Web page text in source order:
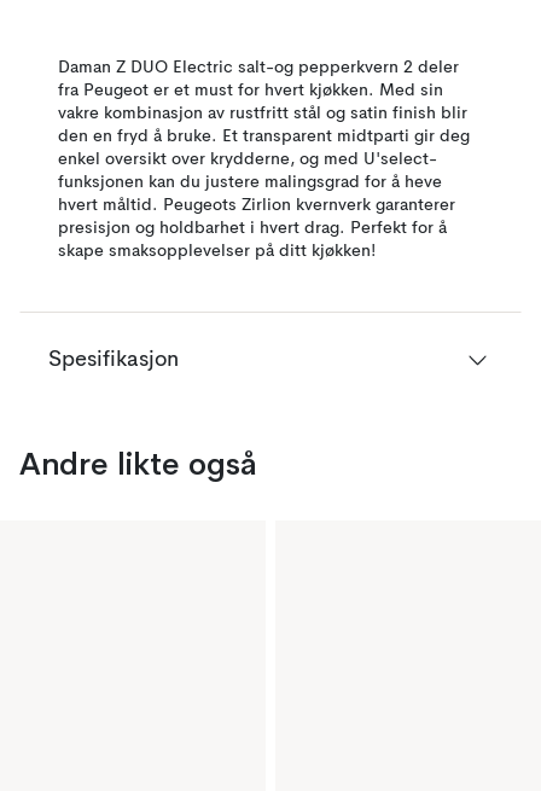
Daman Z DUO Electric salt-og pepperkvern 2 deler
fra Peugeot er et must for hvert kjøkken. Med sin
vakre kombinasjon av rustfritt stål og satin finish blir
den en fryd å bruke. Et transparent midtparti gir deg
enkel oversikt over krydderne, og med U'select-
funksjonen kan du justere malingsgrad for å heve
hvert måltid. Peugeots Zirlion kvernverk garanterer
presisjon og holdbarhet i hvert drag. Perfekt for å
skape smaksopplevelser på ditt kjøkken!
Spesifikasjon
Andre likte også